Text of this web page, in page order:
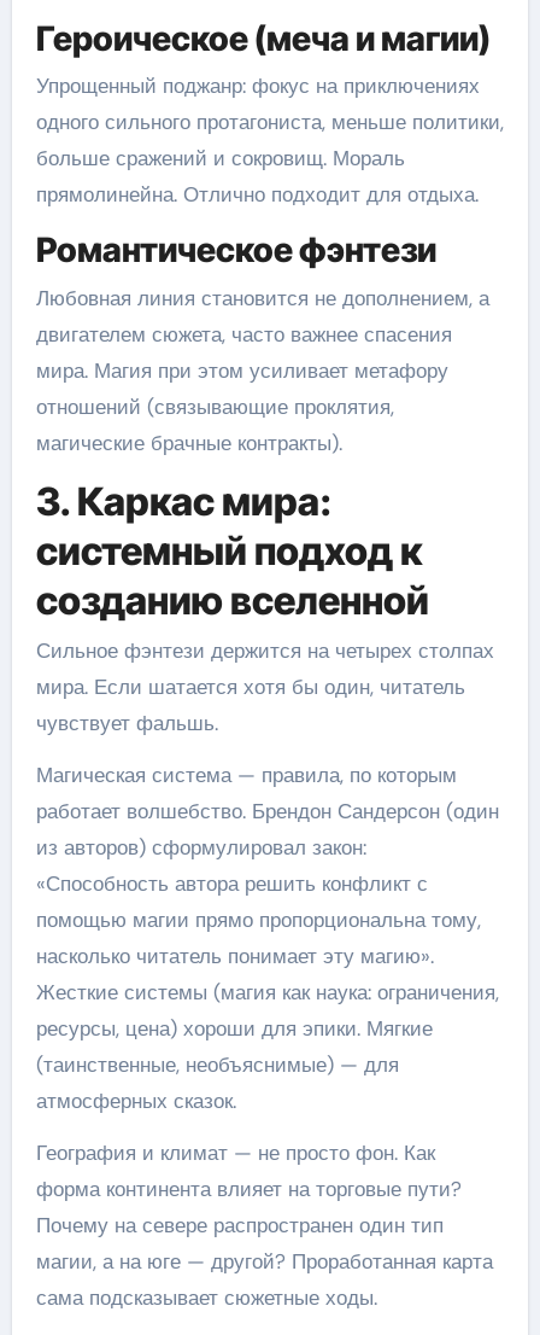
Героическое (меча и магии)
Упрощенный поджанр: фокус на приключениях
одного сильного протагониста, меньше политики,
больше сражений и сокровищ. Мораль
прямолинейна. Отлично подходит для отдыха.
Романтическое фэнтези
Любовная линия становится не дополнением, а
двигателем сюжета, часто важнее спасения
мира. Магия при этом усиливает метафору
отношений (связывающие проклятия,
магические брачные контракты).
3. Каркас мира:
системный подход к
созданию вселенной
Сильное фэнтези держится на четырех столпах
мира. Если шатается хотя бы один, читатель
чувствует фальшь.
Магическая система — правила, по которым
работает волшебство. Брендон Сандерсон (один
из авторов) сформулировал закон:
«Способность автора решить конфликт с
помощью магии прямо пропорциональна тому,
насколько читатель понимает эту магию».
Жесткие системы (магия как наука: ограничения,
ресурсы, цена) хороши для эпики. Мягкие
(таинственные, необъяснимые) — для
атмосферных сказок.
География и климат — не просто фон. Как
форма континента влияет на торговые пути?
Почему на севере распространен один тип
магии, а на юге — другой? Проработанная карта
сама подсказывает сюжетные ходы.